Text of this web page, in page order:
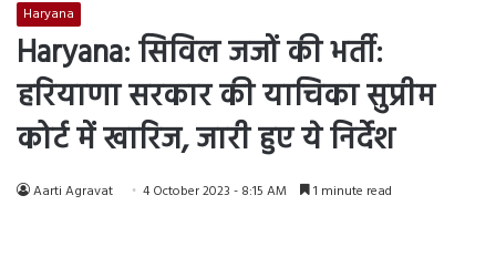
Haryana
Haryana: सिविल जजों की भर्ती:
हरियाणा सरकार की याचिका सुप्रीम
कोर्ट में खारिज, जारी हुए ये निर्देश
Aarti Agravat 4 October 2023 - 8:15 AM 1 minute read